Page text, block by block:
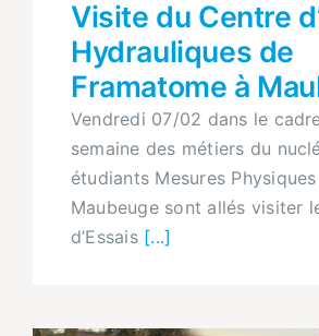
Visite du Centre
Hydrauliques de
Framatome à
Vendredi 07/02 dans le
semaine des métiers du
étudiants Mesures
Maubeuge sont allés visiter
d’Essais [...]